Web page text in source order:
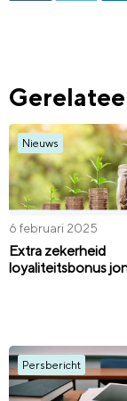
Nieuws
6 februari 2025
Extra zekerheid
loyaliteitsbonus
Persbericht